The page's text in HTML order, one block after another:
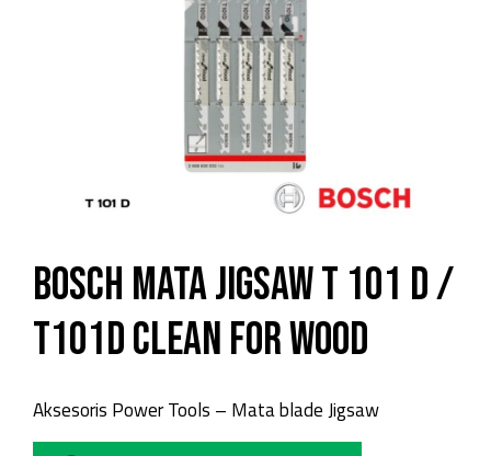
Bosch Mata Jigsaw T 101 D /
T101D Clean for Wood
Aksesoris Power Tools – Mata blade Jigsaw